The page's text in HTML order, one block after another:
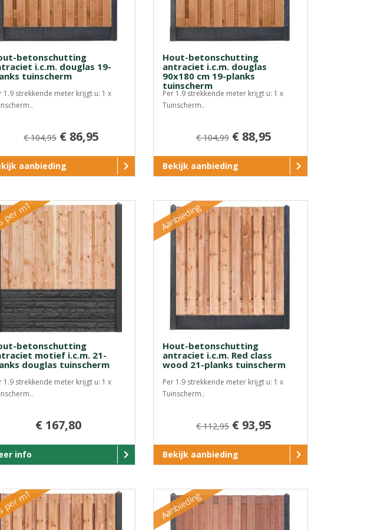
betonschutting
i.c.m. douglas 19-
tuinscherm
1.9 strekkende meter krijgt u: 1 x
€ 104,95 € 86,95
aanbieding
Hout-betonschutting
antraciet i.c.m. douglas
90x180 cm 19-planks
tuinscherm
Per 1.9 strekkende meter krijgt u: 1 x
Tuinscherm..
€ 104,99 € 88,95
Bekijk aanbieding
m1
betonschutting
motief i.c.m. 21-
douglas tuinscherm
1.9 strekkende meter krijgt u: 1 x
€ 167,80
info
Aanbieding
Hout-betonschutting
antraciet i.c.m. Red class
wood 21-planks tuinscherm
Per 1.9 strekkende meter krijgt u: 1 x
Tuinscherm..
€ 112,95 € 93,95
Bekijk aanbieding
m1 Aanbieding